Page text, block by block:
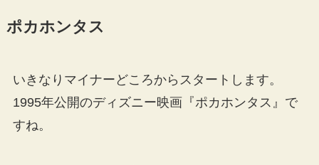
ポカホンタス
いきなりマイナーどころからスタートします。
1995年公開のディズニー映画『ポカホンタス』で
すね。